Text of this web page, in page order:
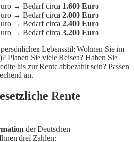
→ Bedarf circa 1.600 Euro
→ Bedarf circa 2.000 Euro
→ Bedarf circa 2.400 Euro
→ Bedarf circa 3.200 Euro
Lebensstil: Wohnen Sie im
Planen Sie viele Reisen? Haben Sie
bis zur Rente abbezahlt sein? Passen
an.
Rente
der Deutschen
drei Zahlen: